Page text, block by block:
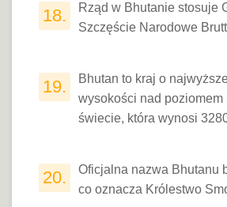
18.
Rząd w Bhutanie stosuje
Szczęście Narodowe
19.
Bhutan to kraj o
wysokości nad poziomem
świecie, która wynosi
20.
Oficjalna nazwa Bhutanu
co oznacza Królestwo